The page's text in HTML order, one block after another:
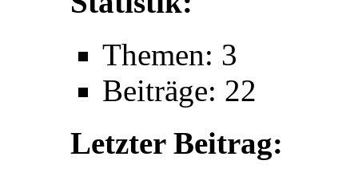
Themen: 3
Beiträge: 22
Letzter Beitrag: